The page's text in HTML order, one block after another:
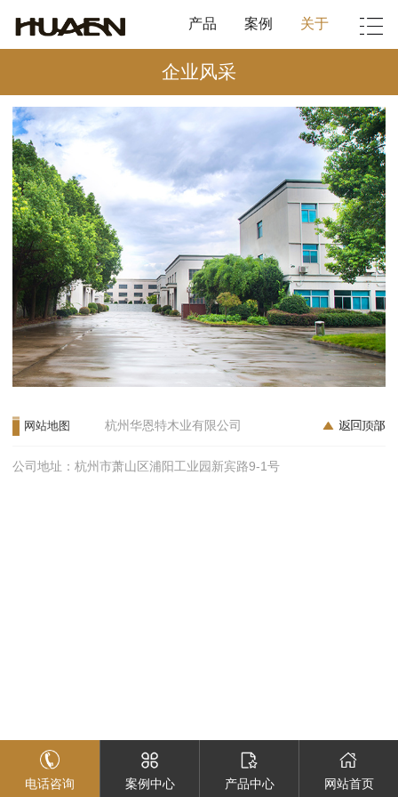
产品 案例 关于
企业风采
网站地图 杭州华恩特木业有限公司
公司地址：杭州市萧山区浦阳工业园新宾路9-1号
电话咨询 案例中心 产品中心 网站首页